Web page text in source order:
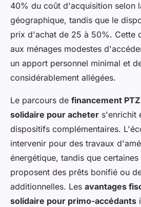
40% du coût d'acquisition selon
géographique, tandis que le
prix d'achat de 25 à 50%. Cette
aux ménages modestes
un apport personnel minimal et
considérablement allégées.
Le parcours de financement
solidaire pour acheter s'enrichit
dispositifs complémentaires.
intervenir pour des travaux
énergétique, tandis que
proposent des prêts bonifié ou
additionnelles. Les avantages
solidaire pour primo-accédants